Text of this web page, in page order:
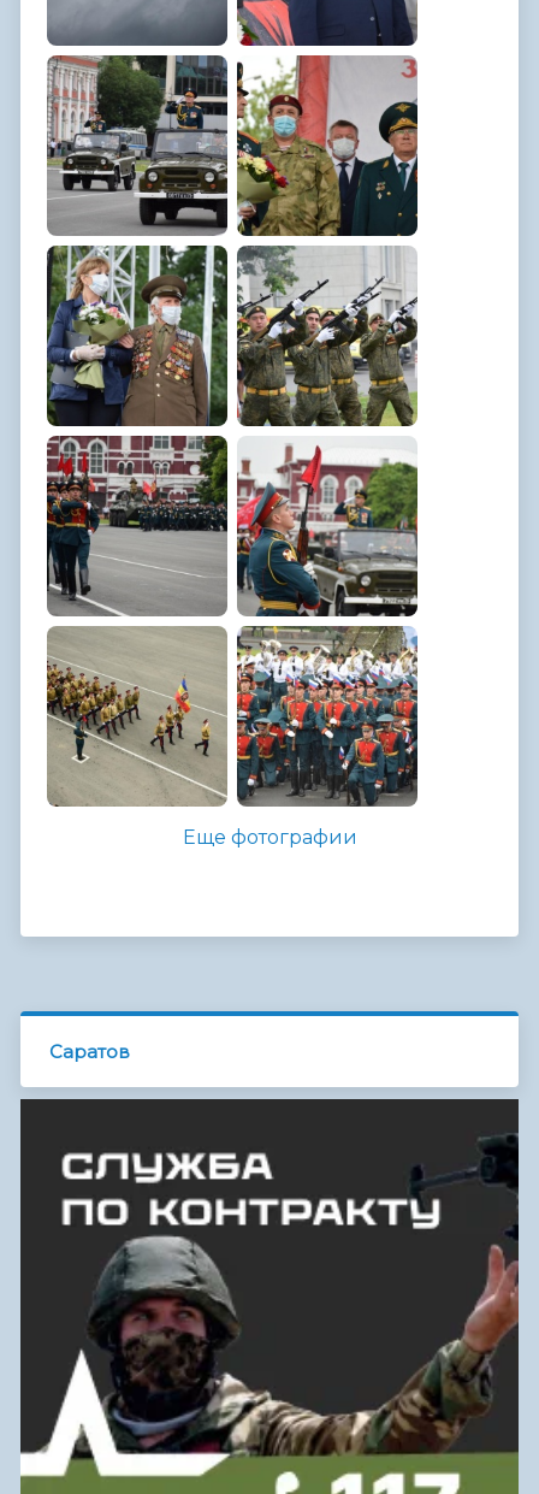
Еще фотографии
Саратов